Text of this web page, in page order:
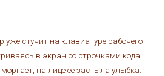
уже стучит на клавиатуре рабочего
в экран со строчками кода.
на лице ее застыла улыбка.